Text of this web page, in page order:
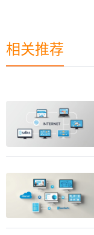
相关推荐